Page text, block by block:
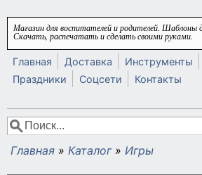
Перейти к основному содержанию
Магазин для воспитателей и родителей. Шаблоны
Скачать, распечатать и сделать своими руками.
Главная Доставка Инструменты
Праздники
Соцсети
Контакты
Форма поиска
Поиск
Вы здесь
Главная » Каталог » Игры